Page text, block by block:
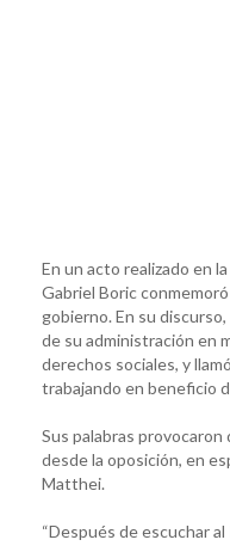
En un acto realizado en
Gabriel Boric
gobierno. En su
de su administración en
derechos sociales, y
trabajando en beneficio
Sus palabras provocaron
desde la oposición, en
Matthei.
“Después de escuchar